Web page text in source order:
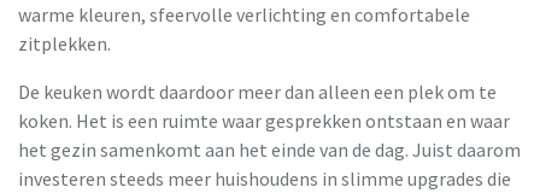
warme kleuren, sfeervolle verlichting en comfortabele
zitplekken.
De keuken wordt daardoor meer dan alleen een plek om te
koken. Het is een ruimte waar gesprekken ontstaan en waar
het gezin samenkomt aan het einde van de dag. Juist daarom
investeren steeds meer huishoudens in slimme upgrades die